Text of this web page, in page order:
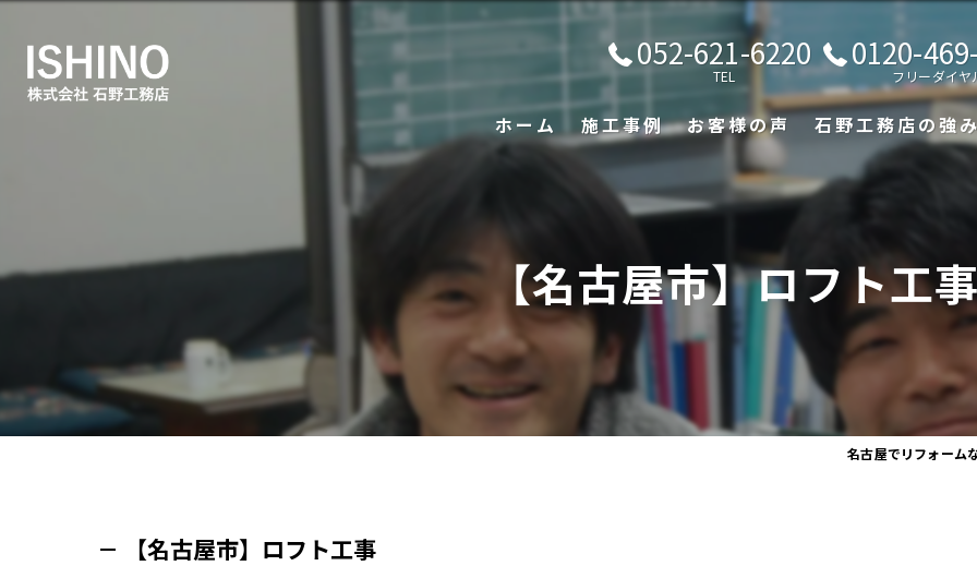
052-621-6220
TEL
0120-
フリーダイヤ
ホーム 施工事例 お客様の声 石野工務店の強
【名古屋市】ロフト工事
名古屋でリフォーム
【名古屋市】ロフト工事